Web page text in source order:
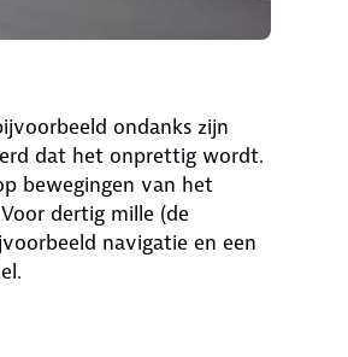
ondanks zijn
dat het onprettig wordt.
bewegingen van het
dertig mille (de
navigatie en een